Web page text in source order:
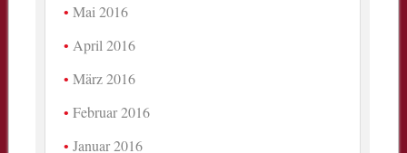
Mai 2016
April 2016
März 2016
Februar 2016
Januar 2016